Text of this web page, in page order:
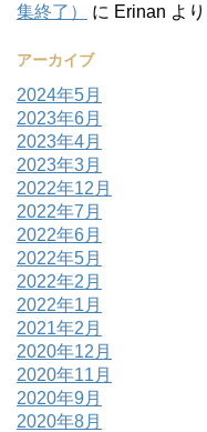
集終了）
に Erinan より
アーカイブ
2024年5月
2023年6月
2023年4月
2023年3月
2022年12月
2022年7月
2022年6月
2022年5月
2022年2月
2022年1月
2021年2月
2020年12月
2020年11月
2020年9月
2020年8月